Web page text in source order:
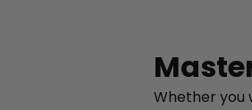
Whether you